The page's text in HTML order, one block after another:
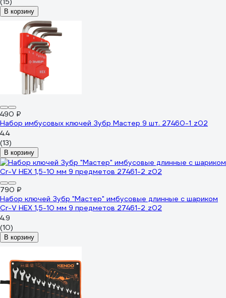
В корзину
490 ₽
Набор имбусовых ключей Зубр Мастер 9 шт. 27460-1_z02
4.4
(13)
В корзину
790 ₽
Набор ключей Зубр "Мастер" имбусовые длинные с шариком
Cr-V HEX 1,5-10 мм 9 предметов 27461-2_z02
4.9
(10)
В корзину